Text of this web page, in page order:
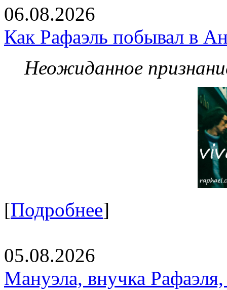
06.08.2026
Как Рафаэль побывал в
Неожиданное
[Подробнее]
05.08.2026
Мануэла, внучка